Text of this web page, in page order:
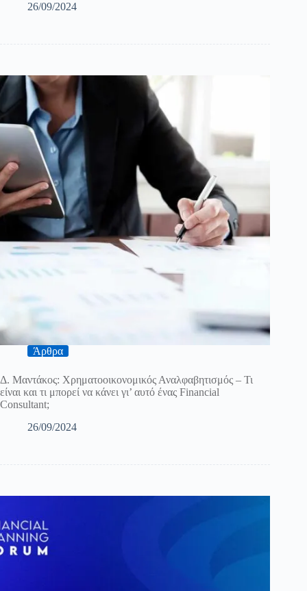
26/09/2024
Άρθρα
Δ. Μαντάκος: Χρηματοοικονομικός Αναλφαβητισμός – Τι
είναι και τι μπορεί να κάνει γι’ αυτό ένας Financial
Consultant;
26/09/2024